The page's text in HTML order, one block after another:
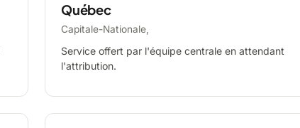
Québec
Capitale-Nationale,
Service offert par l'équipe centrale en attendant
l'attribution.